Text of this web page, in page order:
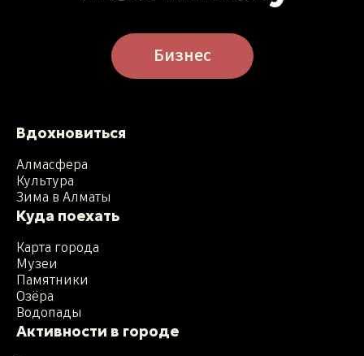
Бизнес
Вдохновиться
Алмасфера
Культура
Зима в Алматы
Куда поехать
Карта города
Музеи
Памятники
Озёра
Водопады
Активности в городе